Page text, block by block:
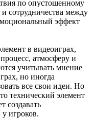
по опустошенному
сотрудничества между
эффект
в видеоиграх,
атмосферу и
учитывать мнение
но иногда
все свои идеи. Но
технический элемент
создавать
игроков.